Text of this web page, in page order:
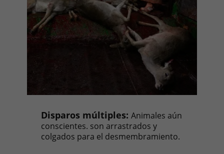
Disparos múltiples: Animales aún
conscientes. son arrastrados y
colgados para el desmembramiento.